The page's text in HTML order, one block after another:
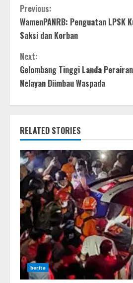
Continue
Reading
Previous:
WamenPANRB: Penguatan LPSK
Saksi dan Korban
Next:
Gelombang Tinggi Landa
Nelayan Diimbau Waspada
RELATED STORIES
berita